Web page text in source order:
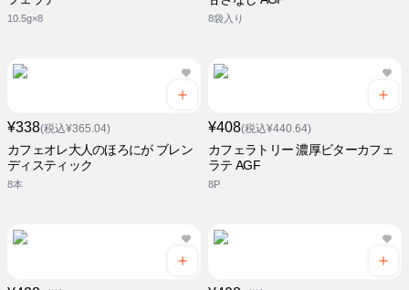
10.5g×8 8袋入り
¥338(税込¥365.04)
カフェオレ大人のほろにが ブレン
ディスティック
8本
¥408(税込¥440.64)
カフェラトリー 濃厚ビターカフェ
ラテ AGF
8P